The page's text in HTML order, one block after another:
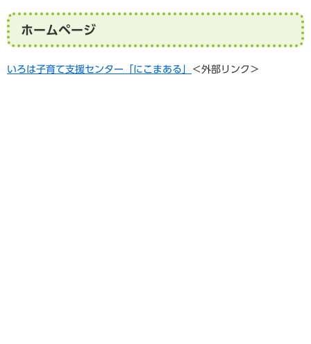
ホームページ
いろは子育て支援センター「にこまある」 ＜外部リンク＞